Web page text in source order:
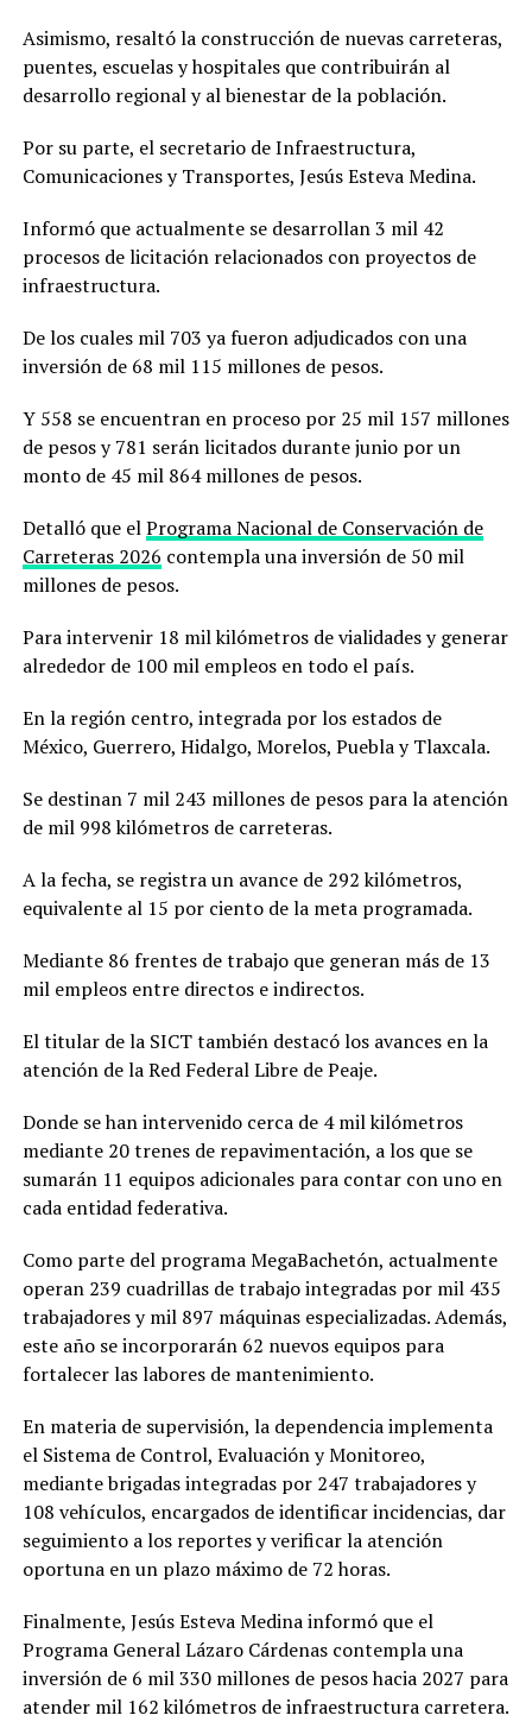
Asimismo, resaltó la construcción de nuevas carreteras,
puentes, escuelas y hospitales que contribuirán al
desarrollo regional y al bienestar de la población.
Por su parte, el secretario de Infraestructura,
Comunicaciones y Transportes, Jesús Esteva Medina.
Informó que actualmente se desarrollan 3 mil 42
procesos de licitación relacionados con proyectos de
infraestructura.
De los cuales mil 703 ya fueron adjudicados con una
inversión de 68 mil 115 millones de pesos.
Y 558 se encuentran en proceso por 25 mil 157 millones
de pesos y 781 serán licitados durante junio por un
monto de 45 mil 864 millones de pesos.
Detalló que elPrograma Nacional de Conservación de
Carreteras 2026 contempla una inversión de 50 mil
millones de pesos.
Para intervenir 18 mil kilómetros de vialidades y generar
alrededor de 100 mil empleos en todo el país.
En la región centro, integrada por los estados de
México, Guerrero, Hidalgo, Morelos, Puebla y Tlaxcala.
Se destinan 7 mil 243 millones de pesos para la atención
de mil 998 kilómetros de carreteras.
A la fecha, se registra un avance de 292 kilómetros,
equivalente al 15 por ciento de la meta programada.
Mediante 86 frentes de trabajo que generan más de 13
mil empleos entre directos e indirectos.
El titular de la SICT también destacó los avances en la
atención de la Red Federal Libre de Peaje.
Donde se han intervenido cerca de 4 mil kilómetros
mediante 20 trenes de repavimentación, a los que se
sumarán 11 equipos adicionales para contar con uno en
cada entidad federativa.
Como parte del programa MegaBachetón, actualmente
operan 239 cuadrillas de trabajo integradas por mil 435
trabajadores y mil 897 máquinas especializadas. Además,
este año se incorporarán 62 nuevos equipos para
fortalecer las labores de mantenimiento.
En materia de supervisión, la dependencia implementa
el Sistema de Control, Evaluación y Monitoreo,
mediante brigadas integradas por 247 trabajadores y
108 vehículos, encargados de identificar incidencias, dar
seguimiento a los reportes y verificar la atención
oportuna en un plazo máximo de 72 horas.
Finalmente, Jesús Esteva Medina informó que el
Programa General Lázaro Cárdenas contempla una
inversión de 6 mil 330 millones de pesos hacia 2027 para
atender mil 162 kilómetros de infraestructura carretera.